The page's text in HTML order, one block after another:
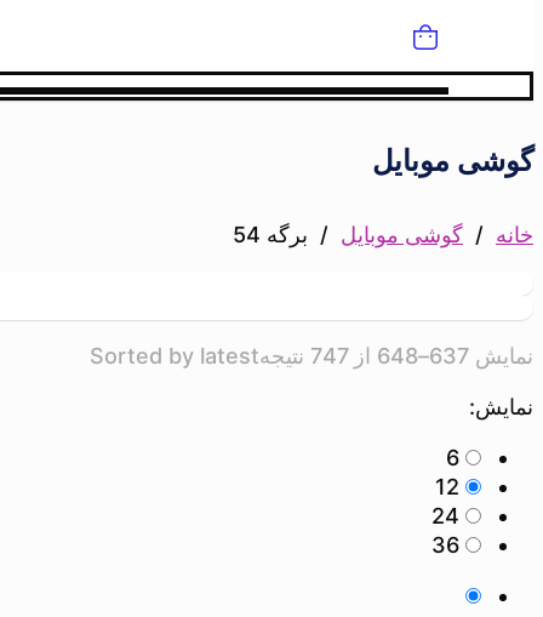
گوشی موبایل
خانه / گوشی موبایل / برگه 54
نمایش 637–648 از 747 نتیجه
Sorted by latest
نمایش:
6
12
24
36